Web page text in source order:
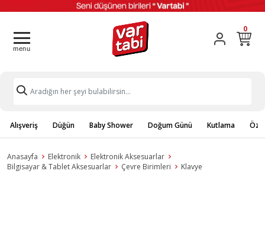
0
Alışveriş Düğün Baby Shower Doğum Günü Kutlama
Anasayfa Elektronik
Elektronik Aksesuarlar
Bilgisayar & Tablet Aksesuarlar
Çevre Birimleri Klavye